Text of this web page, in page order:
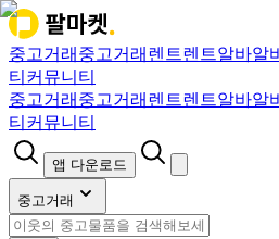
중고거래 중고거래 렌트렌트알바알
티 커뮤니티
중고거래 중고거래 렌트렌트알바알
티 커뮤니티
앱 다운로드
중고거래